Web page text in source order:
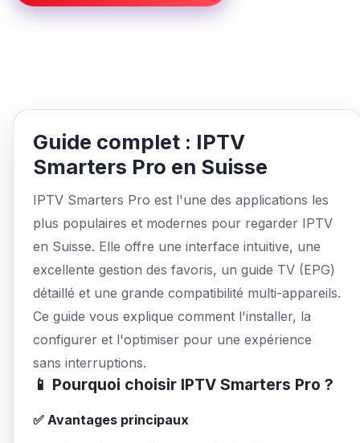
Guide complet : IPTV
Smarters Pro en Suisse
IPTV Smarters Pro est l'une des applications les
plus populaires et modernes pour regarder IPTV
en Suisse. Elle offre une interface intuitive, une
excellente gestion des favoris, un guide TV (EPG)
détaillé et une grande compatibilité multi-appareils.
Ce guide vous explique comment l'installer, la
configurer et l'optimiser pour une expérience
sans interruptions.
📱 Pourquoi choisir IPTV Smarters Pro ?
✅ Avantages principaux